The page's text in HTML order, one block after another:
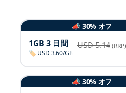
📣 30% オフ
1GB 3 日間
🏷️ USD 3.60/GB
USD5.14(RRP)
📣 30% オフ